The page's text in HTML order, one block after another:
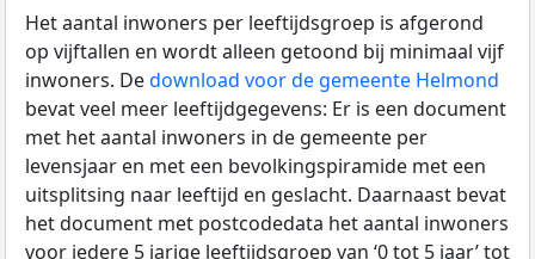
Het aantal inwoners per leeftijdsgroep is afgerond
op vijftallen en wordt alleen getoond bij minimaal vijf
inwoners. Dedownload voor de gemeente Helmond
bevat veel meer leeftijdgegevens: Er is een document
met het aantal inwoners in de gemeente per
levensjaar en met een bevolkingspiramide met een
uitsplitsing naar leeftijd en geslacht. Daarnaast bevat
het document met postcodedata het aantal inwoners
voor iedere 5 jarige leeftijdsgroep van ‘0 tot 5 jaar’ tot